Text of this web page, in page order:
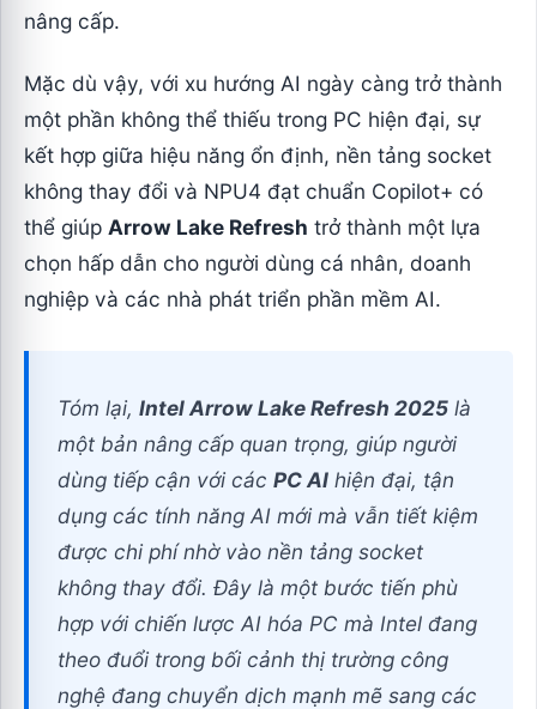
nâng cấp.
Mặc dù vậy, với xu hướng AI ngày càng trở thành
một phần không thể thiếu trong PC hiện đại, sự
kết hợp giữa hiệu năng ổn định, nền tảng socket
không thay đổi và NPU4 đạt chuẩn Copilot+ có
thể giúpArrow Lake Refresh trở thành một lựa
chọn hấp dẫn cho người dùng cá nhân, doanh
nghiệp và các nhà phát triển phần mềm AI.
Tóm lại,Intel Arrow Lake Refresh 2025 là
một bản nâng cấp quan trọng, giúp người
dùng tiếp cận với cácPC AI hiện đại, tận
dụng các tính năng AI mới mà vẫn tiết kiệm
được chi phí nhờ vào nền tảng socket
không thay đổi. Đây là một bước tiến phù
hợp với chiến lược AI hóa PC mà Intel đang
theo đuổi trong bối cảnh thị trường công
nghệ đang chuyển dịch mạnh mẽ sang các